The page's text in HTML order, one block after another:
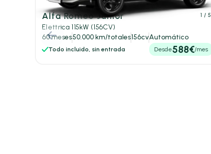
1 / 5
Alfa Romeo Junior
Elettrica 115kW (156CV)
60 meses50.000 km/totales156cvAutomático
Todo incluido, sin entrada Desde588€/mes